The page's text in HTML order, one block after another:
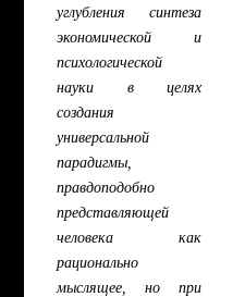
углубления синтеза
экономической и
психологической
науки в целях
создания
универсальной
парадигмы,
правдоподобно
представляющей
человека как
рационально
мыслящее, но при